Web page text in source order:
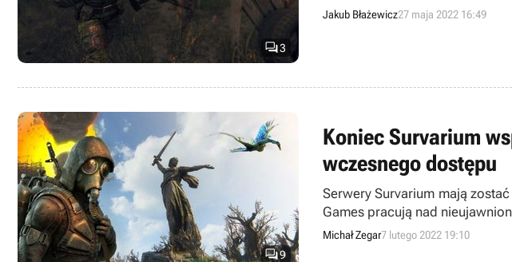
3
Jakub Błażewicz27 maja 2022 16:49
9
Koniec Survarium
wczesnego dostępu
Serwery Survarium mają
Games pracują nad
Michał Zegar7 lutego 2022 19:10